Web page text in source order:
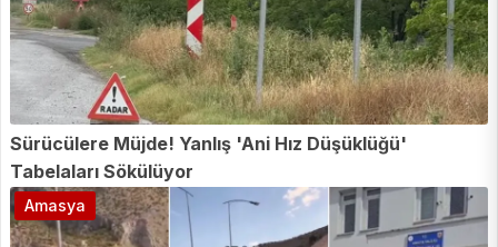
Sürücülere Müjde! Yanlış 'Ani Hız Düşüklüğü'
Tabelaları Sökülüyor
Amasya